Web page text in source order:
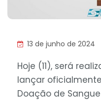
13 de junho de 2024
Hoje (11), será
lançar
Doação de Sangue